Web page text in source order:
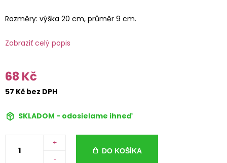
Rozměry: výška 20 cm, průměr 9 cm.
Zobraziť celý popis
68 Kč
57 Kč bez DPH
SKLADOM - odosielame ihneď
+
-
DO KOŠÍKA